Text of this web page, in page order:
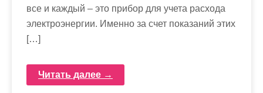
все и каждый – это прибор для учета расхода
электроэнергии. Именно за счет показаний этих
[…]
Читать далее →